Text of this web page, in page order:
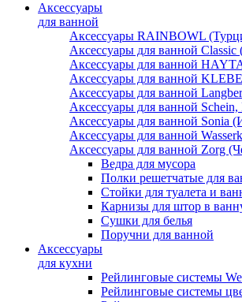
Аксессуары
для ванной
Аксессуары RAINBOWL
Аксессуары для ванной
Аксессуары для ванной
Аксессуары для ванной
Аксессуары для ванной
Аксессуары для ванной Schein,
Аксессуары для ванной Sonia
Аксессуары для ванной
Аксессуары для ванной Zorg
Ведра для мусора
Полки решетчатые для
Стойки для туалета и
Карнизы для штор в
Сушки для белья
Поручни для ванной
Аксессуары
для кухни
Рейлинговые системы
Рейлинговые системы